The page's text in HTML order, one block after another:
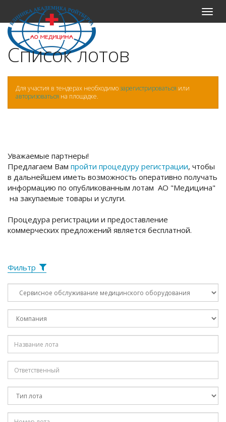
Меню
Список лотов
Для участия в тендерах необходимозарегистрироваться или
авторизоваться на площадке.
Уважаемые партнеры!
Предлагаем Вам пройти процедуру регистрации, чтобы
в дальнейшем иметь возможность оперативно получать
информацию по опубликованным лотам АО "Медицина"
на закупаемые товары и услуги.
Процедура регистрации и предоставление
коммерческих предложений является бесплатной.
Фильтр